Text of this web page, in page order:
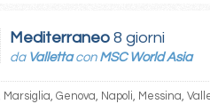
Mediterraneo 8 giorni
da Vallettacon MSC World Asia
Genova, Napoli, Messina,